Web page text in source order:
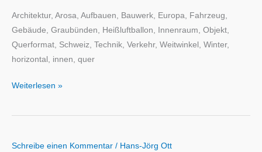
Architektur, Arosa, Aufbauen, Bauwerk, Europa, Fahrzeug,
Gebäude, Graubünden, Heißluftballon, Innenraum, Objekt,
Querformat, Schweiz, Technik, Verkehr, Weitwinkel, Winter,
horizontal, innen, quer
Weiterlesen »
Schreibe einen Kommentar / Hans-Jörg Ott